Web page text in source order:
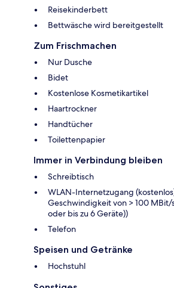
Reisekinderbett
Bettwäsche wird bereitgestellt
Zum Frischmachen
Nur Dusche
Bidet
Kostenlose Kosmetikartikel
Haartrockner
Handtücher
Toilettenpapier
Immer in Verbindung bleiben
Schreibtisch
WLAN-Internetzugang
Geschwindigkeit von > 100 MBit/
oder bis zu 6 Geräte))
Telefon
Speisen und Getränke
Hochstuhl